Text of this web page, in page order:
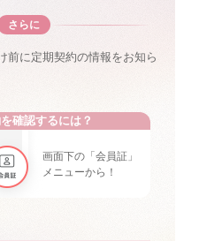
さらに
前に定期契約の情報をお知ら
確認するには？
画面下の「会員証」
メニューから！